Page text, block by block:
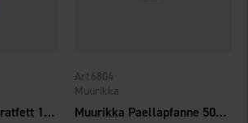
Muurikka Silava Bratfett 110 g Muurikka Paellapfanne 50 cm Stahl
Muurikka
6804